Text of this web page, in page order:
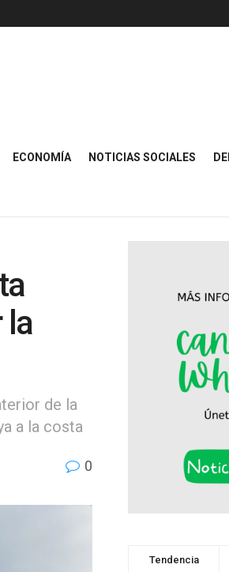
ECONOMÍA NOTICIAS SOCIALES
la
de la
a la costa
0
Tendencia